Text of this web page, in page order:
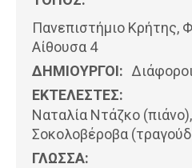
Πανεπιστήμιο Κρήτης,
Αίθουσα 4
ΔΗΜΙΟΥΡΓΟΙ:
ΕΚΤΕΛΕΣΤΕΣ:
Ναταλία Ντάζκο
Σοκολοβέροβα
ΓΛΩΣΣΑ: